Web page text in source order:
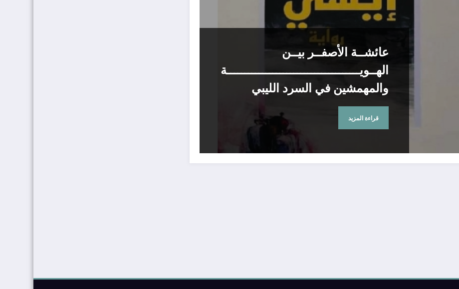
عائشــة الأصفــر بيــن
الهــويــــــــــــــــــــــــــــــــــــــة
والمهمشين في السرد الليبي
قراءة المزيد